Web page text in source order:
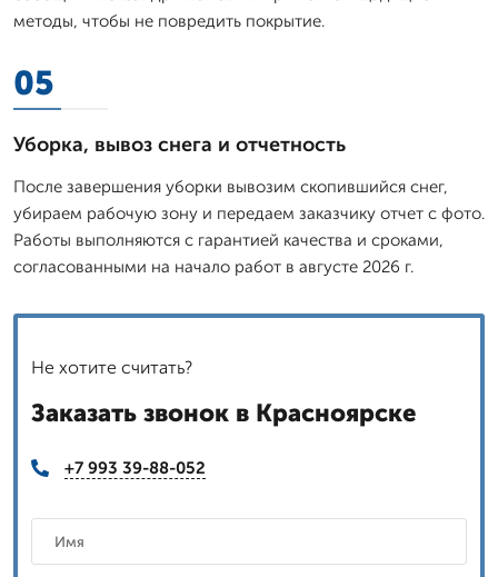
методы, чтобы не повредить покрытие.
05
Уборка, вывоз снега и отчетность
После завершения уборки вывозим скопившийся снег,
убираем рабочую зону и передаем заказчику отчет с фото.
Работы выполняются с гарантией качества и сроками,
согласованными на начало работ в августе 2026 г.
Не хотите считать?
Заказать звонок в Красноярске
+7 993 39-88-052